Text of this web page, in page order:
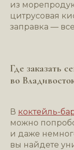
из
цитрусовая
заправка —
Где заказать
во
В коктейль-
можно
и даже
вы найдете
и Instagram*)